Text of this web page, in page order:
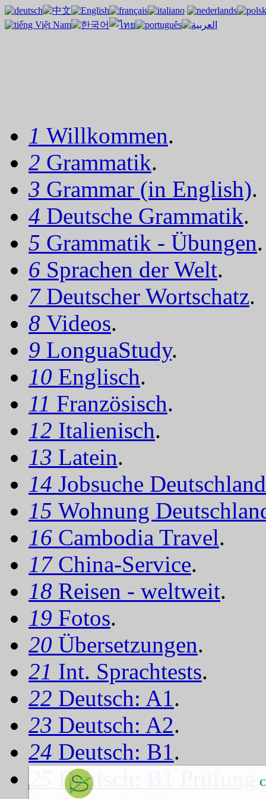
1 Willkommen.
2 Grammatik.
3 Grammar (in English).
4 Deutsche Grammatik.
5 Grammatik - Übungen.
6 Sprachen der Welt.
7 Deutscher Wortschatz.
8 Videos.
9 LonguaStudy.
10 Englisch.
11 Französisch.
12 Italienisch.
13 Latein.
14 Jobsuche Deutschland
15 Wohnung
16 Cambodia Travel.
17 China-Service.
18 Reisen - weltweit.
19 Fotos.
20 Übersetzungen.
21 Int. Sprachtests.
22 Deutsch: A1.
23 Deutsch: A2.
24 Deutsch: B1.
25
Deutsch: B1 Prüfung
.